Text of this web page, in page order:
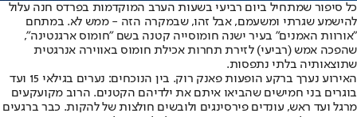
כל סיפור שמתחיל ביום רביעי בשעות הערב המוקדמות בפרדס חנה עלול
להישמע שגרתי ומשעמם, אבל זהו, שבמקרה הזה - ממש לא. במתחם
"אורוות האמנים" בעיר ישנה חומוסייה קטנה בשם "חומוס ארגנטינה",
שהפכה אמש (רביעי) לזירת תחרות אכילת חומוס באווירה אנרגטית
שתוצאותיה בלתי נתפסות.
האירוע נערך ברקע הופעות פאנק רוק. בין הנוכחים: נערים בגילאי 15 ועד
בוגרים בני חמישים שהביאו איתם את ילדיהם הקטנים. הרוב מקועקעים
מרגל ועד ראש, עונדים פירסינגים ולובשים חולצות של להקות. כבר ברגעים